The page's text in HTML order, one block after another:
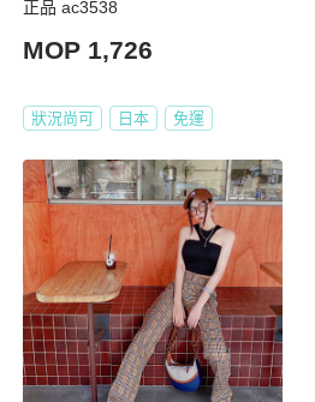
正品 ac3538
MOP 1,726
狀況尚可 日本 免運